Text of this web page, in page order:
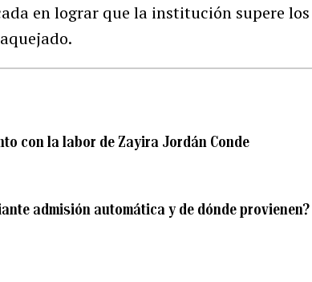
en lograr que la institución supere los
con la labor de Zayira Jordán Conde
admisión automática y de dónde provienen?